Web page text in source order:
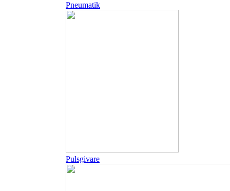
Pneumatik
Pulsgivare